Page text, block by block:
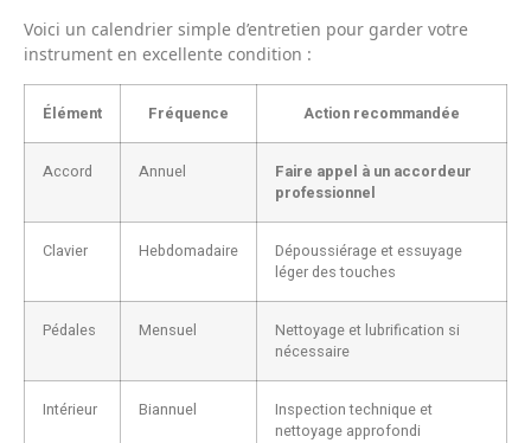
Voici un calendrier simple d’entretien pour garder votre
instrument en excellente condition :
Élément Fréquence Action recommandée
Accord Annuel
Faire appel à un accordeur
professionnel
Clavier Hebdomadaire
Dépoussiérage et essuyage
léger des touches
Pédales Mensuel
Nettoyage et lubrification si
nécessaire
Intérieur Biannuel
Inspection technique et
nettoyage approfondi